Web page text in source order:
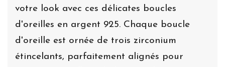
votre look avec ces délicates boucles
d'oreilles en argent 925. Chaque boucle
d'oreille est ornée de trois zirconium
étincelants, parfaitement alignés pour